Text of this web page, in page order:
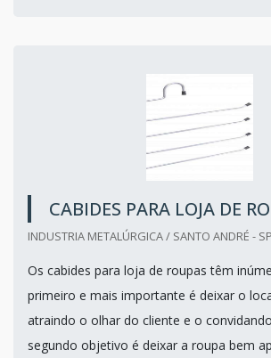
CABIDES PARA LOJA DE
INDUSTRIA METALÚRGICA / SANTO ANDRÉ - SP
Os cabides para loja de roupas têm
primeiro e mais importante é deixar o
atraindo o olhar do cliente e o
segundo objetivo é deixar a roupa bem